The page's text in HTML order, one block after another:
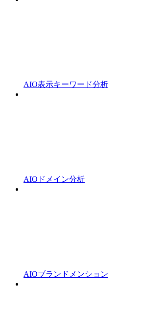
AIO表示キーワード分析
AIOドメイン分析
AIOブランドメンション